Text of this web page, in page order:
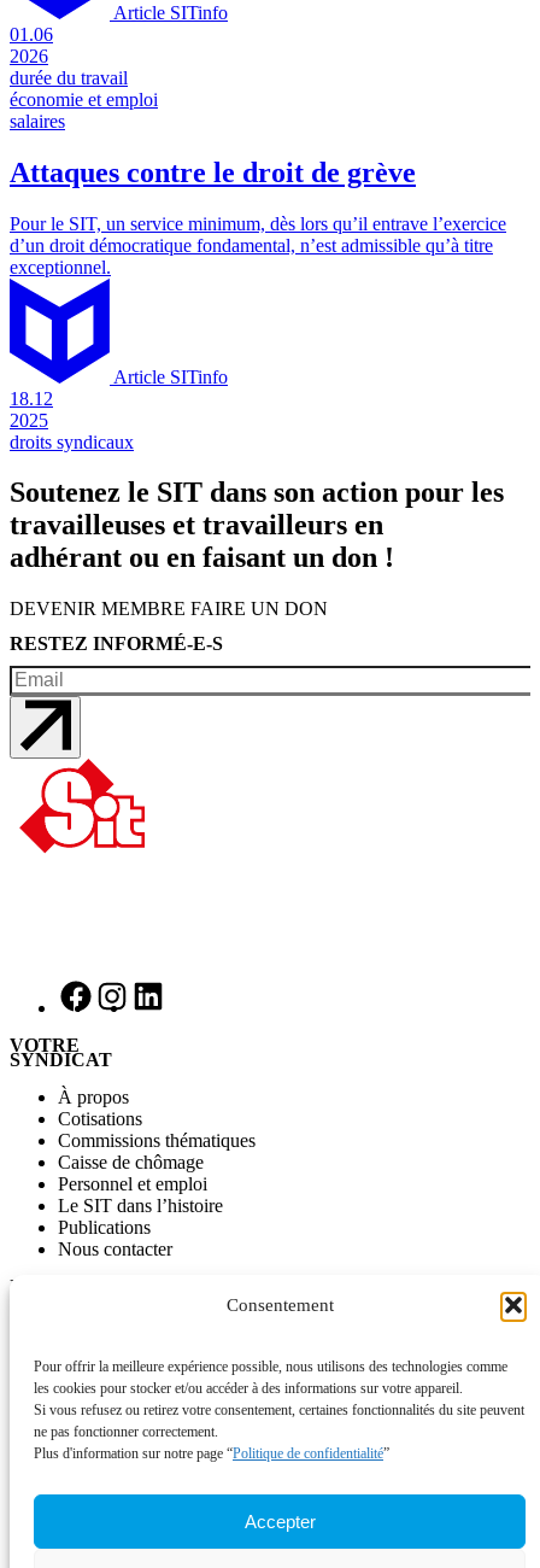
Consentement
Pour offrir la meilleure expérience possible, nous utilisons des technologies comme
les cookies pour stocker et/ou accéder à des informations sur votre appareil.
Si vous refusez ou retirez votre consentement, certaines fonctionnalités du site peuvent
ne pas fonctionner correctement.
Plus d'information sur notre page “Politique de confidentialité”
Accepter
Article SITinfo
01.06
2026
durée du travail
économie et emploi
salaires
Attaques contre le droit de grève
Pour le SIT, un service minimum, dès lors qu’il entrave l’exercice
d’un droit démocratique fondamental, n’est admissible qu’à titre
exceptionnel.
Article SITinfo
18.12
2025
droits syndicaux
Soutenez le SIT dans son action pour les
travailleuses et travailleurs en
adhérant ou en faisant un don !
DEVENIR MEMBRE FAIRE UN DON
RESTEZ INFORMÉ-E-S
VOTRE
SYNDICAT
À propos
Cotisations
Commissions thématiques
Caisse de chômage
Personnel et emploi
Le SIT dans l’histoire
Publications
Nous contacter
INFORMATIONS
Nos vidéos
L’ancien site du SIT disponible comme archive
ACTUALITÉS
Campagnes
Communiqués de presse